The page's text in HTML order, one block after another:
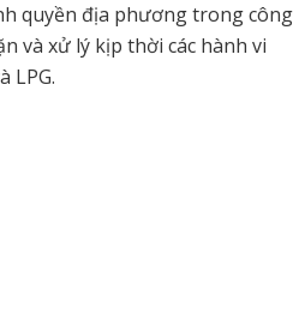
quyền địa phương trong công
và xử lý kịp thời các hành vi
LPG.